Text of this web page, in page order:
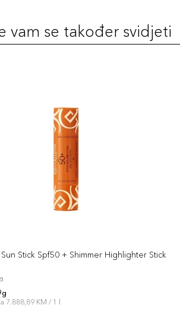
vam se također svidjeti
Stick Spf50 + Shimmer Highlighter Stick
7.888,89 KM / 1 l